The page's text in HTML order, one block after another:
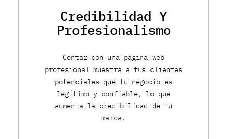
Credibilidad Y
Profesionalismo
Contar con una página web
profesional muestra a tus clientes
potenciales que tu negocio es
legítimo y confiable, lo que
aumenta la credibilidad de tu
marca.